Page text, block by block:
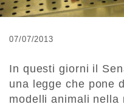
07/07/2013
In questi giorni il
una legge che pone
modelli animali nella